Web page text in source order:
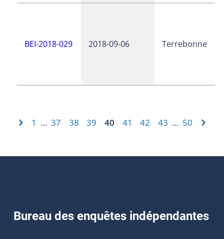
BEI-2018-029 2018-09-06 Terrebonne
1 … 37 38 39 40 41 42 43 … 50
Bureau des enquêtes indépendantes